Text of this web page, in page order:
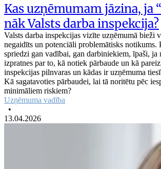
Kas uzņēmumam jāzina, ja
nāk Valsts darba inspekcija?
Valsts darba inspekcijas vizīte uzņēmumā bieži
negaidīts un potenciāli problemātisks notikums.
spriedzi gan vadībai, gan darbiniekiem, īpaši, ja
izpratnes par to, kā notiek pārbaude un kā
inspekcijas pilnvaras un kādas ir uzņēmuma
Kā sagatavoties pārbaudei, lai tā noritētu pēc
minimāliem riskiem?
Uzņēmuma vadība
•
13.04.2026